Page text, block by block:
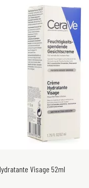
Visage 52ml